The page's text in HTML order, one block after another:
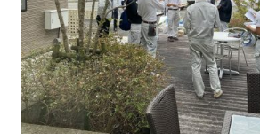
専
属
大
工・
社
員
エ
ク
ス
テ
リ
ア
ウ
ス
は
な
お
客